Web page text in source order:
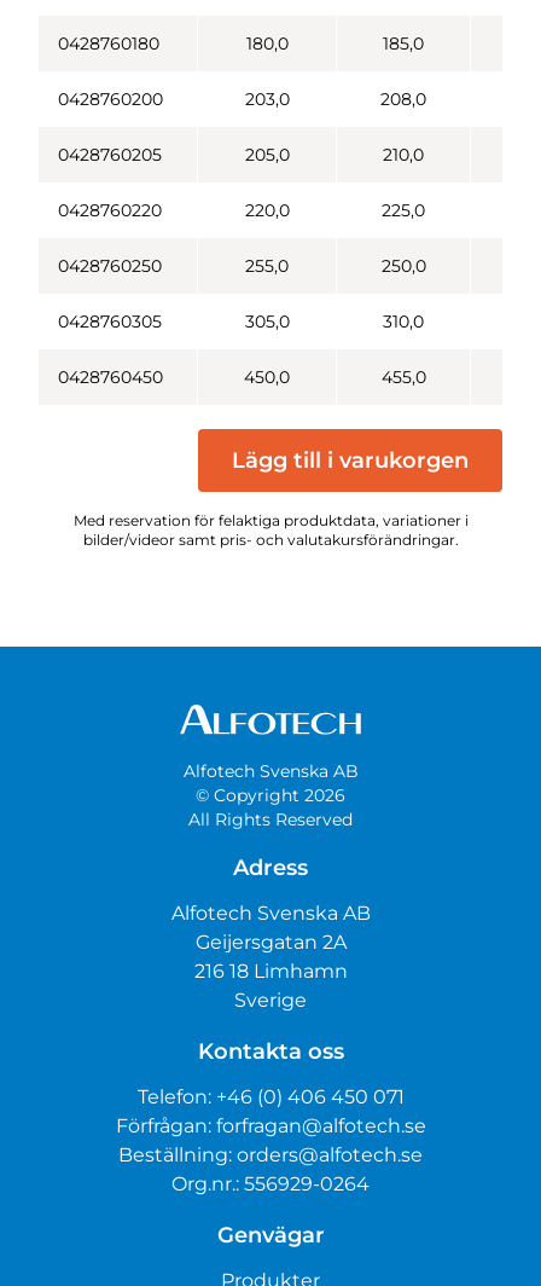
0428760180 180,0 185,0
0428760200 203,0 208,0
0428760205 205,0 210,0
0428760220 220,0 225,0
0428760250 255,0 250,0
0428760305 305,0 310,0
0428760450 450,0 455,0
Lägg till i varukorgen
Med reservation för felaktiga produktdata, variationer i
bilder/videor samt pris- och valutakursförändringar.
Alfotech Svenska AB
© Copyright 2026
All Rights Reserved
Adress
Alfotech Svenska AB
Geijersgatan 2A
216 18 Limhamn
Sverige
Kontakta oss
Telefon: +46 (0) 406 450 071
Förfrågan: forfragan@alfotech.se
Beställning: orders@alfotech.se
Org.nr.: 556929-0264
Genvägar
Produkter